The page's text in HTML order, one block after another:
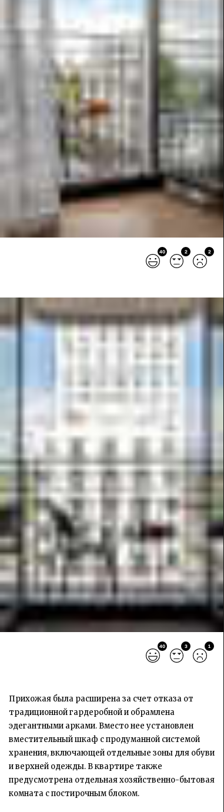
40 2 2
40 3 1
Прихожая была расширена за счет отказа от
традиционной гардеробной и обрамлена
эдегантными арками. Вместо нее установлен
вместительный шкаф с продуманной системой
хранения, включающей отдельные зоны для обуви
и верхней одежды. В квартире также
предусмотрена отдельная хозяйственно-бытовая
комната с постирочным блоком.